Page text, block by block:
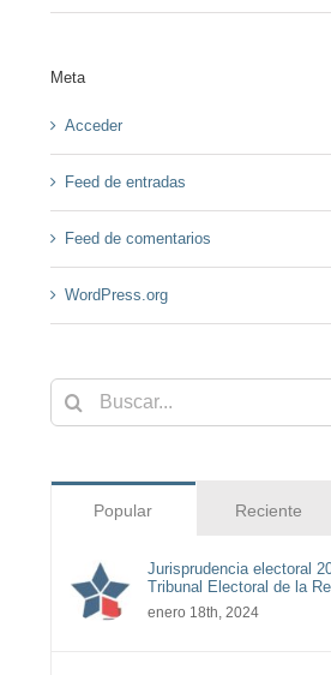
Meta
Acceder
Feed de entradas
Feed de comentarios
WordPress.org
Buscar:
Popular Reciente
Jurisprudencia electoral
Tribunal Electoral de la
enero 18th, 2024